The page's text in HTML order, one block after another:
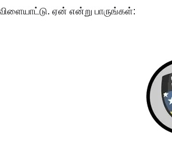
விளையாட்டு. ஏன் என்று பாருங்கள்: